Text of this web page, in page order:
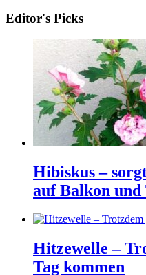
Editor's Picks
Hibiskus –
auf Balkon und
Hitzewelle –
Tag kommen